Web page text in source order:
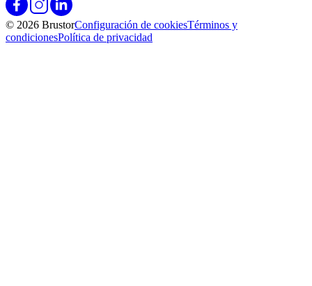
© 2026 BrustorConfiguración de cookiesTérminos y
condicionesPolítica de privacidad